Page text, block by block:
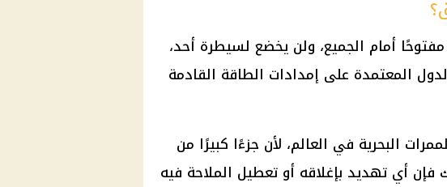
أمام الجميع، ولن يخضع لسيطرة أحد،
المعتمدة على إمدادات الطاقة القادمة
البحرية في العالم، لأن جزءًا كبيرًا من
فإن أي تهديد بإغلاقه أو تعطيل الملاحة فيه